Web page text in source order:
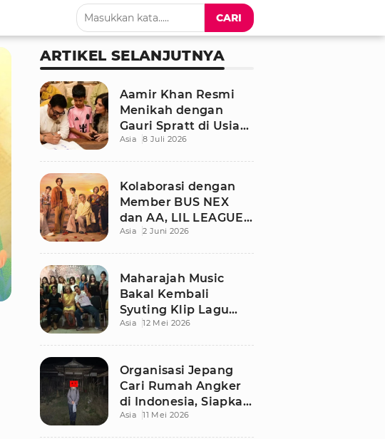
CARI
ARTIKEL SELANJUTNYA
Aamir Khan Resmi
Menikah dengan
Gauri Spratt di Usia
61 Tahun, Momen
Asia 8 Juli 2026
Kolaborasi dengan
Member BUS NEX
dan AA, LIL LEAGUE
Rilis Single Musim
Asia 2 Juni 2026
Maharajah Music
Bakal Kembali
Syuting Klip Lagu
Terbaru di Bali
Asia 12 Mei 2026
Organisasi Jepang
Cari Rumah Angker
di Indonesia, Siapkan
Imbalan Rp50 Juta
Asia 11 Mei 2026